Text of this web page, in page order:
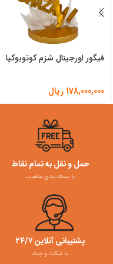
فیگور اورجینال شزم کوتوبوکیا
178,000,000 ریال
حمل و نقل به تمام نقاط
با بسته بندی مناسب
پشتیبانی آنلاین ۲۴/۷
با تیکت و چت